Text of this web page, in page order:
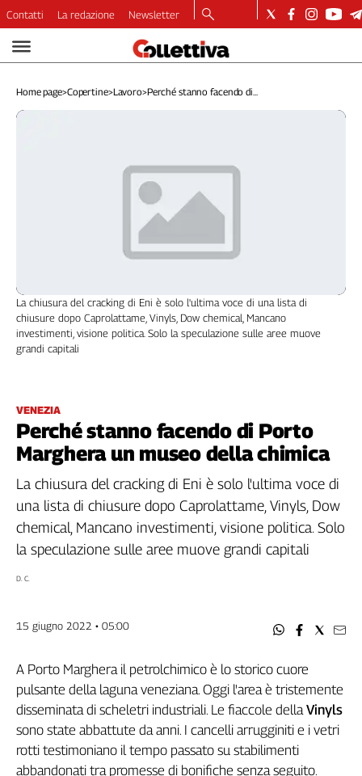
Video
Dirette
Longform
Internazionale
Culture
Categorie
Fillea
Filt
Fiom
Fisac
Flc
Slc
Inca
Speciali
G8
di
il
Contatti La redazione Newsletter
Home page>Copertine>Lavoro>Perché stanno facendo di...
VENEZIA
Perché stanno facendo di Porto
Marghera un museo della chimica
La chiusura del cracking di Eni è solo l'ultima voce di una lista di
chiusure dopo Caprolattame, Vinyls, Dow chemical, Mancano
investimenti, visione politica. Solo la speculazione sulle aree muove
grandi capitali
La chiusura del cracking di Eni è solo l'ultima voce di
una lista di chiusure dopo Caprolattame, Vinyls, Dow
chemical, Mancano investimenti, visione politica. Solo
la speculazione sulle aree muove grandi capitali
D. C.
15 giugno 2022 • 05:00
A Porto Marghera il petrolchimico è lo storico cuore
pulsante della laguna veneziana. Oggi l'area è tristemente
disseminata di scheletri industriali. Le fiaccole dellaVinyls
sono state abbattute da anni. I cancelli arrugginiti e i vetri
rotti testimoniano il tempo passato su stabilimenti
abbandonati tra promesse di bonifiche senza seguito.